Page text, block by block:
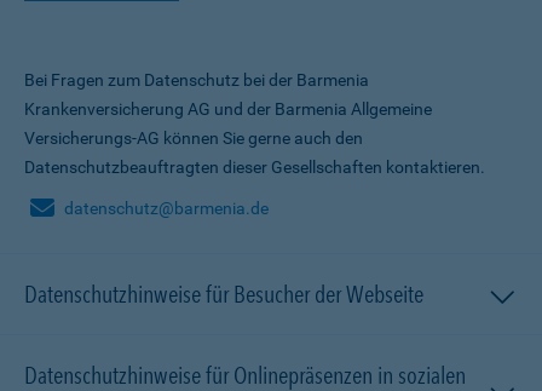
Bei Fragen zum Datenschutz bei der Barmenia
Krankenversicherung AG und der Barmenia Allgemeine
Versicherungs-AG können Sie gerne auch den
Datenschutzbeauftragten dieser Gesellschaften kontaktieren.
datenschutz@barmenia.de
Datenschutzhinweise für Besucher der Webseite
Datenschutzhinweise für Onlinepräsenzen in sozialen